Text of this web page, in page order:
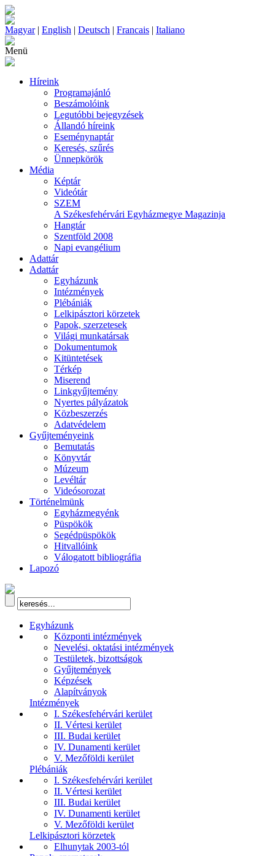
Magyar| English | Deutsch | Francais | Italiano
Menü
Híreink
Programajánló
Beszámolóink
Legutóbbi bejegyzések
Állandó híreink
Eseménynaptár
Keresés, szűrés
Ünnepkörök
Média
Képtár
Videótár
SZEM
A Székesfehérvári Egyházmegye Magazinja
Hangtár
Szentföld 2008
Napi evangélium
Adattár
Adattár
Egyházunk
Intézmények
Plébániák
Lelkipásztori körzetek
Papok, szerzetesek
Világi munkatársak
Dokumentumok
Kitüntetések
Térkép
Miserend
Linkgyűjtemény
Nyertes pályázatok
Közbeszerzés
Adatvédelem
Gyűjteményeink
Bemutatás
Könyvtár
Múzeum
Levéltár
Videósorozat
Történelmünk
Egyházmegyénk
Püspökök
Segédpüspökök
Hitvallóink
Válogatott bibliográfia
Lapozó
Egyházunk
Központi intézmények
Nevelési, oktatási intézmények
Testületek, bizottságok
Gyűjtemények
Képzések
Alapítványok
Intézmények
I. Székesfehérvári kerület
II. Vértesi kerület
III. Budai kerület
IV. Dunamenti kerület
V. Mezőföldi kerület
Plébániák
I. Székesfehérvári kerület
II. Vértesi kerület
III. Budai kerület
IV. Dunamenti kerület
V. Mezőföldi kerület
Lelkipásztori körzetek
Elhunytak 2003-tól